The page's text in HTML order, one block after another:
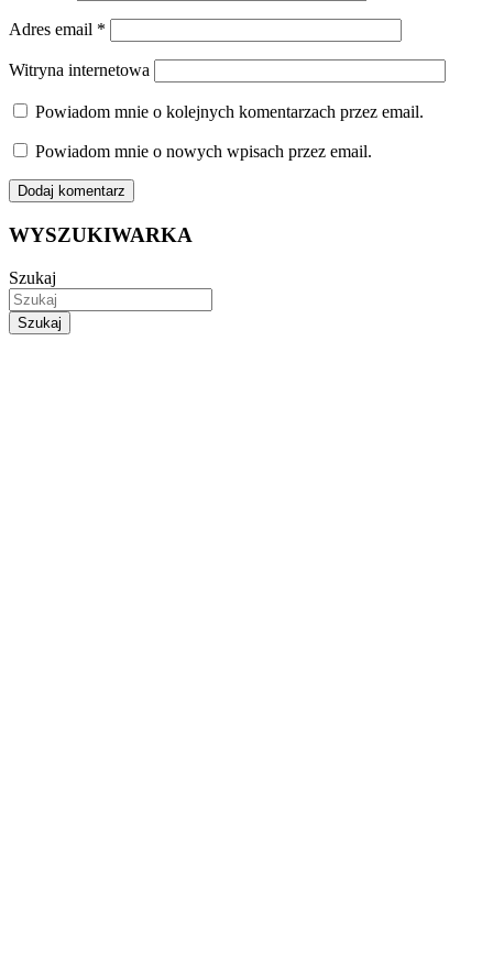
Adres email *
Witryna internetowa
Powiadom mnie o kolejnych komentarzach przez email.
Powiadom mnie o nowych wpisach przez email.
WYSZUKIWARKA
Szukaj
Szukaj